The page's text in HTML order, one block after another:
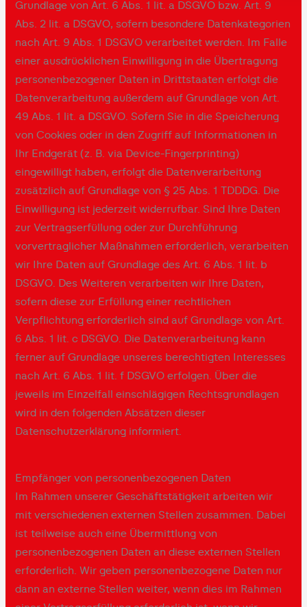
Grundlage von Art. 6 Abs. 1 lit. a DSGVO bzw. Art. 9
Abs. 2 lit. a DSGVO, sofern besondere Datenkategorien
nach Art. 9 Abs. 1 DSGVO verarbeitet werden. Im Falle
einer ausdrücklichen Einwilligung in die Übertragung
personenbezogener Daten in Drittstaaten erfolgt die
Datenverarbeitung außerdem auf Grundlage von Art.
49 Abs. 1 lit. a DSGVO. Sofern Sie in die Speicherung
von Cookies oder in den Zugriff auf Informationen in
Ihr Endgerät (z. B. via Device-Fingerprinting)
eingewilligt haben, erfolgt die Datenverarbeitung
zusätzlich auf Grundlage von § 25 Abs. 1 TDDDG. Die
Einwilligung ist jederzeit widerrufbar. Sind Ihre Daten
zur Vertragserfüllung oder zur Durchführung
vorvertraglicher Maßnahmen erforderlich, verarbeiten
wir Ihre Daten auf Grundlage des Art. 6 Abs. 1 lit. b
DSGVO. Des Weiteren verarbeiten wir Ihre Daten,
sofern diese zur Erfüllung einer rechtlichen
Verpflichtung erforderlich sind auf Grundlage von Art.
6 Abs. 1 lit. c DSGVO. Die Datenverarbeitung kann
ferner auf Grundlage unseres berechtigten Interesses
nach Art. 6 Abs. 1 lit. f DSGVO erfolgen. Über die
jeweils im Einzelfall einschlägigen Rechtsgrundlagen
wird in den folgenden Absätzen dieser
Datenschutzerklärung informiert.
Empfänger von personenbezogenen Daten
Im Rahmen unserer Geschäftstätigkeit arbeiten wir
mit verschiedenen externen Stellen zusammen. Dabei
ist teilweise auch eine Übermittlung von
personenbezogenen Daten an diese externen Stellen
erforderlich. Wir geben personenbezogene Daten nur
dann an externe Stellen weiter, wenn dies im Rahmen